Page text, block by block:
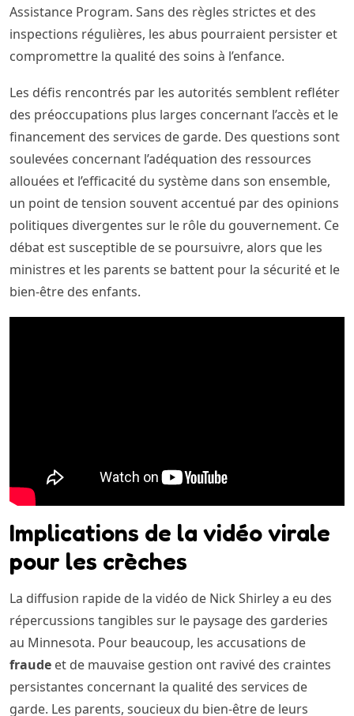
Assistance Program. Sans des règles strictes et des
inspections régulières, les abus pourraient persister et
compromettre la qualité des soins à l’enfance.
Les défis rencontrés par les autorités semblent refléter
des préoccupations plus larges concernant l’accès et le
financement des services de garde. Des questions sont
soulevées concernant l’adéquation des ressources
allouées et l’efficacité du système dans son ensemble,
un point de tension souvent accentué par des opinions
politiques divergentes sur le rôle du gouvernement. Ce
débat est susceptible de se poursuivre, alors que les
ministres et les parents se battent pour la sécurité et le
bien-être des enfants.
Implications de la vidéo virale
pour les crèches
La diffusion rapide de la vidéo de Nick Shirley a eu des
répercussions tangibles sur le paysage des garderies
au Minnesota. Pour beaucoup, les accusations de
fraude et de mauvaise gestion ont ravivé des craintes
persistantes concernant la qualité des services de
garde. Les parents, soucieux du bien-être de leurs